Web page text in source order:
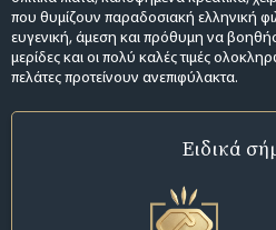
που θυμίζουν παραδοσιακή ελληνική
ευγενική, άμεση και πρόθυμη να
μερίδες και οι πολύ καλές τιμές
πελάτες προτείνουν ανεπιφύλακτα.
Ειδικά